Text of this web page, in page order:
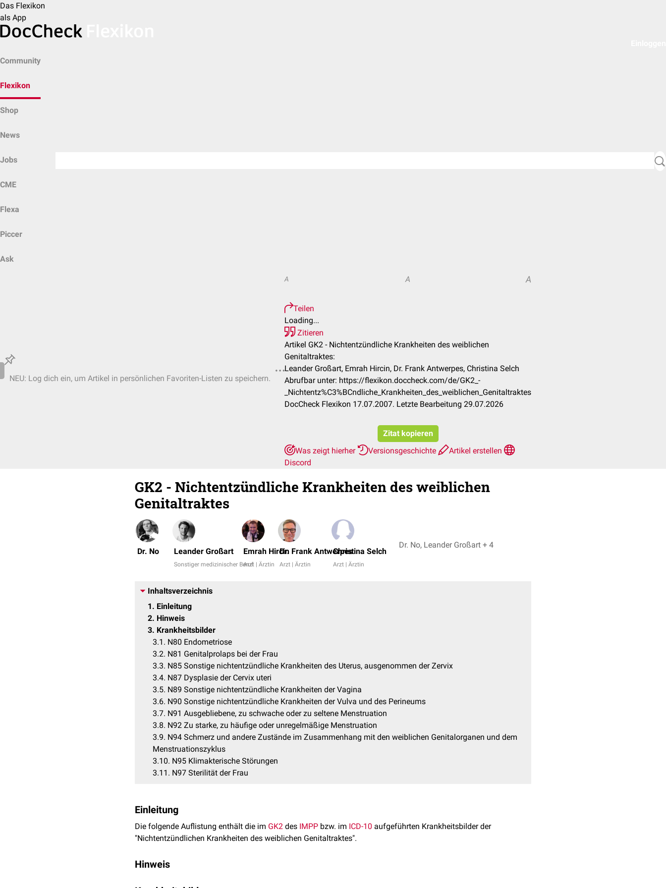
Das Flexikon
als App
Community
Flexikon
Shop
News
Jobs
CME
Flexa
Piccer
Ask
NEU: Log dich ein, um Artikel in persönlichen Favoriten-Listen zu speichern.
A A A
Teilen
Loading...
Zitieren
Artikel GK2 - Nichtentzündliche Krankheiten des weiblichen
Genitaltraktes:
Leander Großart, Emrah Hircin, Dr. Frank Antwerpes, Christina Selch
Abrufbar unter: https://flexikon.doccheck.com/de/GK2_-
_Nichtentz%C3%BCndliche_Krankheiten_des_weiblichen_Genitaltraktes
DocCheck Flexikon 17.07.2007. Letzte Bearbeitung 29.07.2026
Zitat kopieren
Was zeigt hierher
Versionsgeschichte
Artikel erstellen
Discord
GK2 - Nichtentzündliche Krankheiten des weiblichen
Genitaltraktes
Dr. No Leander Großart
Sonstiger medizinischer Beruf
Emrah Hircin
Arzt | Ärztin
Dr. Frank Antwerpes
Arzt | Ärztin
Christina Selch
Arzt | Ärztin
Dr. No, Leander Großart + 4
Inhaltsverzeichnis
1
Einleitung
2 Hinweis
3 Krankheitsbilder
3.1
N80 Endometriose
3.2 N81 Genitalprolaps bei der Frau
3.3 N85 Sonstige nichtentzündliche Krankheiten des Uterus, ausgenommen der Zervix
3.4 N87 Dysplasie der Cervix uteri
3.5 N89 Sonstige nichtentzündliche Krankheiten der Vagina
3.6 N90 Sonstige nichtentzündliche Krankheiten der Vulva und des Perineums
3.7 N91 Ausgebliebene, zu schwache oder zu seltene Menstruation
3.8 N92 Zu starke, zu häufige oder unregelmäßige Menstruation
3.9 N94 Schmerz und andere Zustände im Zusammenhang mit den weiblichen Genitalorganen und dem
Menstruationszyklus
3.10 N95 Klimakterische Störungen
3.11
N97 Sterilität der Frau
Einleitung
Die folgende Auflistung enthält die im GK2 des IMPP bzw. im ICD-10 aufgeführten Krankheitsbilder der
"Nichtentzündlichen Krankheiten des weiblichen Genitaltraktes".
Hinweis